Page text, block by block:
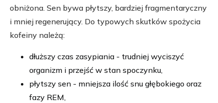
obniżona. Sen bywa płytszy, bardziej fragmentaryczny
i mniej regenerujący. Do typowych skutków spożycia
kofeiny należą:
dłuższy czas zasypiania - trudniej wyciszyć
organizm i przejść w stan spoczynku,
płytszy sen - mniejsza ilość snu głębokiego oraz
fazy REM,